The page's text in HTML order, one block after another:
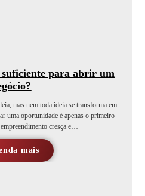
suficiente para abrir um
mas nem toda ideia se transforma em
uma oportunidade é apenas o primeiro
cresça e…
mais